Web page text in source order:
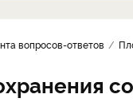
вопросов-ответов